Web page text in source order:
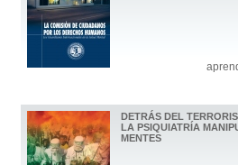
DETRÁS DEL
LA PSIQUIATRÍA
MENTES